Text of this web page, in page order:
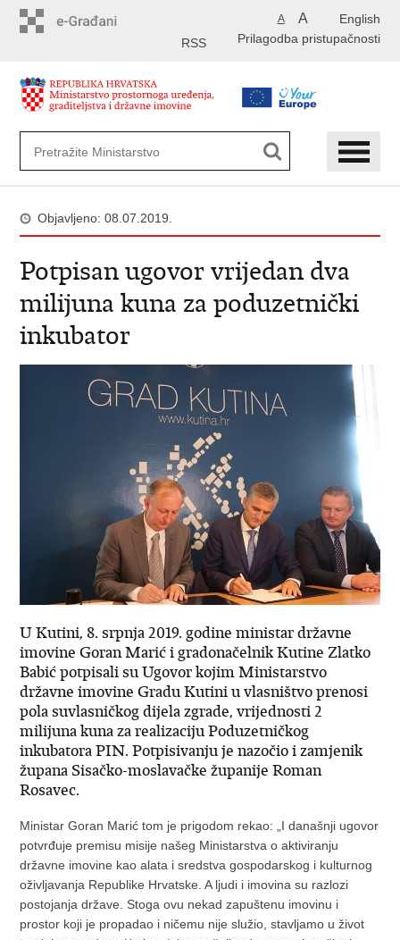
English
A A
Prilagodba pristupačnosti
RSS
Objavljeno: 08.07.2019.
Potpisan ugovor vrijedan dva
milijuna kuna za poduzetnički
inkubator
U Kutini, 8. srpnja 2019. godine ministar državne
imovine Goran Marić i gradonačelnik Kutine Zlatko
Babić potpisali su Ugovor kojim Ministarstvo
državne imovine Gradu Kutini u vlasništvo prenosi
pola suvlasničkog dijela zgrade, vrijednosti 2
milijuna kuna za realizaciju Poduzetničkog
inkubatora PIN. Potpisivanju je nazočio i zamjenik
župana Sisačko-moslavačke županije Roman
Rosavec.
Ministar Goran Marić tom je prigodom rekao: „I današnji ugovor
potvrđuje premisu misije našeg Ministarstva o aktiviranju
državne imovine kao alata i sredstva gospodarskog i kulturnog
oživljavanja Republike Hrvatske. A ljudi i imovina su razlozi
postojanja države. Stoga ovu nekad zapuštenu imovinu i
prostor koji je propadao i ničemu nije služio, stavljamo u život